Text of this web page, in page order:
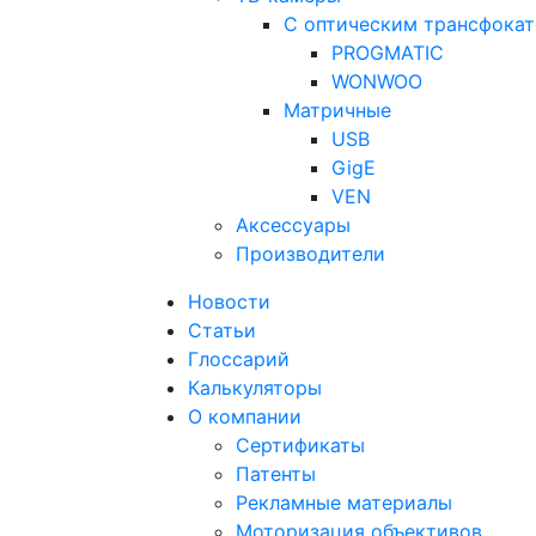
С оптическим
PROGMATIC
WONWOO
Матричные
USB
GigE
VEN
Аксессуары
Производители
Новости
Статьи
Глоссарий
Калькуляторы
О компании
Сертификаты
Патенты
Рекламные материалы
Моторизация объективов